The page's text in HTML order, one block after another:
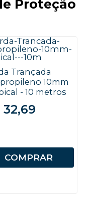
Proteção
Trançada
10mm
- 10 metros
32,69
COMPRAR